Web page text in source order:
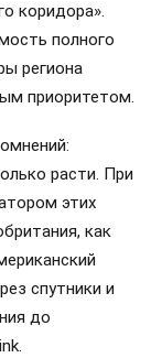
коридора».
полного
региона
приоритетом.
расти. При
этих
как
спутники и
до